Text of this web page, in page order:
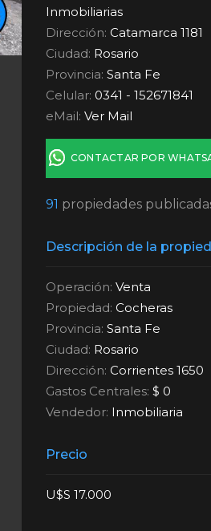
Inmobiliarias
Dirección: Catamarca 1181
Ciudad: Rosario
Provincia:Santa Fe
Celular: 0341 - 152671841
eMail:Ver Mail
CONTACTAR POR
91 propiedades
Descripción de la
Operación: Venta
Propiedad: Cocheras
Provincia: Santa Fe
Ciudad: Rosario
Dirección: Corrientes 1650
Gastos Centrales: $ 0
Vendedor: Inmobiliaria
Precio
U$S 17.000